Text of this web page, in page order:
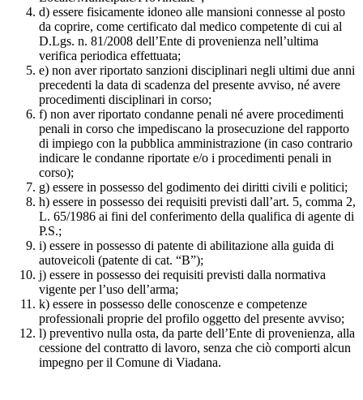
d) essere fisicamente idoneo alle mansioni connesse al posto
da coprire, come certificato dal medico competente di cui al
D.Lgs. n. 81/2008 dell’Ente di provenienza nell’ultima
verifica periodica effettuata;
e) non aver riportato sanzioni disciplinari negli ultimi due anni
precedenti la data di scadenza del presente avviso, né avere
procedimenti disciplinari in corso;
f) non aver riportato condanne penali né avere procedimenti
penali in corso che impediscano la prosecuzione del rapporto
di impiego con la pubblica amministrazione (in caso contrario
indicare le condanne riportate e/o i procedimenti penali in
corso);
g) essere in possesso del godimento dei diritti civili e politici;
h) essere in possesso dei requisiti previsti dall’art. 5, comma 2,
L. 65/1986 ai fini del conferimento della qualifica di agente di
P.S.;
i) essere in possesso di patente di abilitazione alla guida di
autoveicoli (patente di cat. “B”);
j) essere in possesso dei requisiti previsti dalla normativa
vigente per l’uso dell’arma;
k) essere in possesso delle conoscenze e competenze
professionali proprie del profilo oggetto del presente avviso;
l) preventivo nulla osta, da parte dell’Ente di provenienza, alla
cessione del contratto di lavoro, senza che ciò comporti alcun
impegno per il Comune di Viadana.